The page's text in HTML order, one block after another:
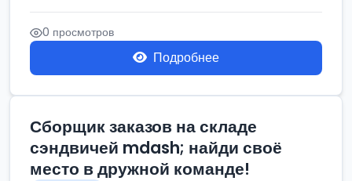
бумага,...
0 просмотров
Подробнее
Сборщик заказов на складе
сэндвичей mdash; найди своё
место в дружной команде!